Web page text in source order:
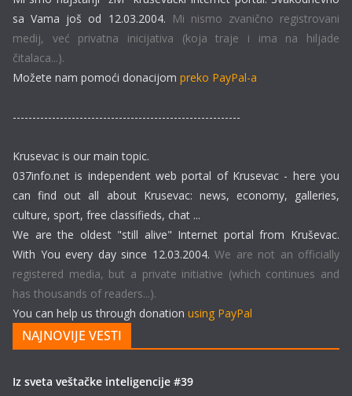
sa Vama još od 12.03.2004. Mi nismo zvanično registrovani
medij, već privatna inicijativa (koja traje i ima na hiljade
čitalaca...).
Možete nam pomoći donacijom preko PayPal-a
----------------------------------------------------------
Krusevac is our main topic.
037info.net is independent web portal of Krusevac - here you
can find out all about Krusevac: news, economy, galleries,
culture, sport, free classifieds, chat ...
We are the oldest "still alive" Internet portal from Kruševac.
With You every day since 12.03.2004. We are not an officially
registered media, but a private initiative (which continues and
has thousands of readers...).
You can help us through donation using PayPal
NAJNOVIJE VESTI
Iz sveta veštačke inteligencije #39